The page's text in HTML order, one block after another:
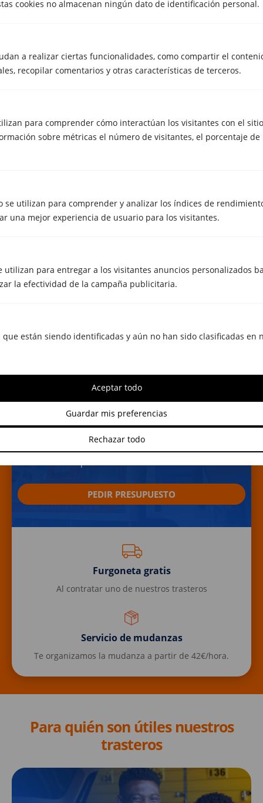
cookies no almacenan ningún dato de identificación personal.
a realizar ciertas funcionalidades, como compartir el
recopilar comentarios y otras características de terceros.
para comprender cómo interactúan los visitantes con el
sobre métricas el número de visitantes, el porcentaje
se utilizan para comprender y analizar los índices de
una mejor experiencia de usuario para los visitantes.
utilizan para entregar a los visitantes anuncios personalizados
la efectividad de la campaña publicitaria.
que están siendo identificadas y aún no han sido clasificadas en
Rechazar todo
Guardar mis preferencias
Aceptar todo
Ver vídeo
Ventajas de contratar nuestros
servicios
Por tener alquilado un trastero con nosotros,
puedes beneficiarte de ofertas y promociones en
cualquiera de nuestros servicios.
PEDIR PRESUPUESTO
Furgoneta gratis
Al contratar uno de nuestros trasteros
Servicio de mudanzas
Te organizamos la mudanza a partir de 42€/hora.
Para quién son útiles nuestros
trasteros